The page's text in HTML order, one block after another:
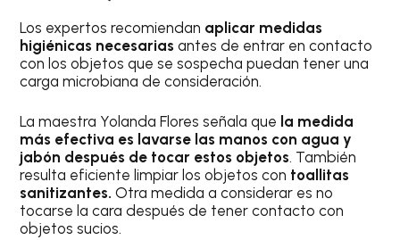
Los expertos recomiendan aplicar medidas
higiénicas necesariasantes de entrar en contacto
con los objetos que se sospecha puedan tener una
carga microbiana de consideración.
La maestra Yolanda Flores señala que la medida
más efectiva es lavarse las manos con agua y
jabón después de tocar estos objetos. También
resulta eficiente limpiar los objetos con toallitas
sanitizantes. Otra medida a considerar es no
tocarse la cara después de tener contacto con
objetos sucios.